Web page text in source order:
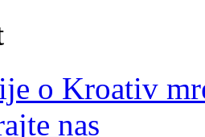
o Kroativ
nas